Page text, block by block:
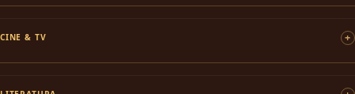
CINE & TV